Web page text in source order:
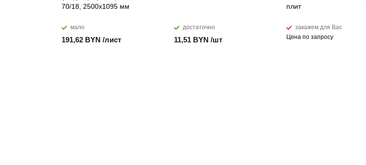
70/18, 2500х1095 мм
мало
191,62 BYN /лист
достаточно
11,51 BYN /шт
плит
закажем для Вас
Цена по запросу